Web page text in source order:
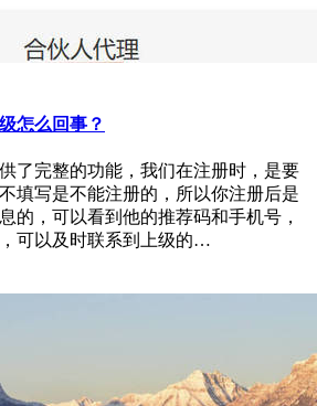
怎么回事？
了完整的功能，我们在注册时，是要
填写是不能注册的，所以你注册后是
的，可以看到他的推荐码和手机号，
可以及时联系到上级的…